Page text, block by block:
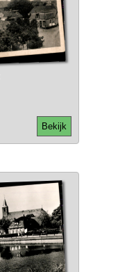
Bekijk